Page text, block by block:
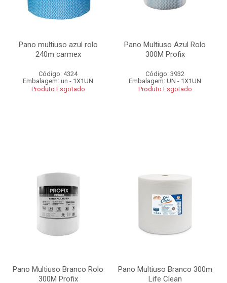
Pano multiuso azul rolo
240m carmex
Código: 4324
Embalagem: un - 1X1UN
Produto Esgotado
Pano Multiuso Azul Rolo
300M Profix
Código: 3932
Embalagem: UN - 1X1UN
Produto Esgotado
Pano Multiuso Branco Rolo
300M Profix
Pano Multiuso Branco 300m
Life Clean